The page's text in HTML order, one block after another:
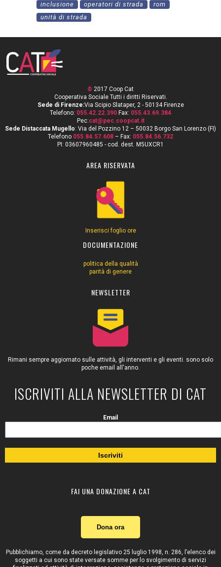
inclusione
operatori di strada
rom
unità di strada
© 2017 Coop Cat
Cooperativa Sociale Tutti i diritti Riservati.
Sede di Firenze:Via Scipio Slataper, 2 - 50134 Firenze
Telefono: 055.42.22.390 Fax: 055.43.69.384
Pec:cat@pec.coopcat.it
Sede Distaccata Mugello: Via del Pozzino 12 – 50032 Borgo San Lorenzo (FI)
Telefono 055.84.57.608 – Fax: 055.84.56.732
PI: 03607960485 - cod. dest. M5UXCR1
AREA RISERVATA
Inserisci foglio ore
DOCUMENTAZIONE
politica della qualità
parità di genere
NEWSLETTER
Rimani sempre aggiornato sulle attività, gli interventi e gli eventi. sono solo
poche email all'anno.
ISCRIVITI ALLA NEWSLETTER DI CAT
Email
FAI UNA DONAZIONE A CAT
Dona ora
Pubblichiamo, come da decreto legislativo 25 luglio 1998, n. 286, l’elenco dei
soggetti a cui sono state versate somme per lo svolgimento di servizi